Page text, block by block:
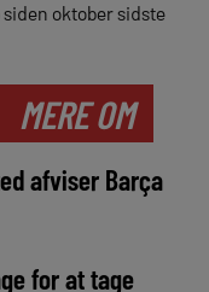
oktober sidste
MERE OM
afviser Barça
for at tage